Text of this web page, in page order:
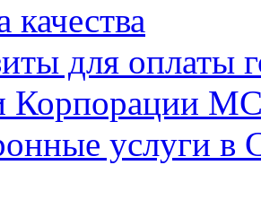
качества
для оплаты
Корпорации
услуги в